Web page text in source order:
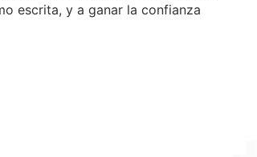
escrita, y a ganar la confianza